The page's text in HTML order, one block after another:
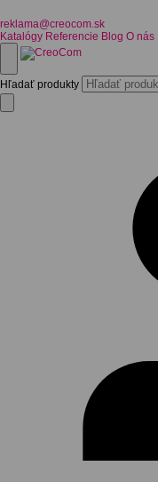
reklama@creocom.sk
Katalógy Referencie Blog O nás
Hľadať produkty